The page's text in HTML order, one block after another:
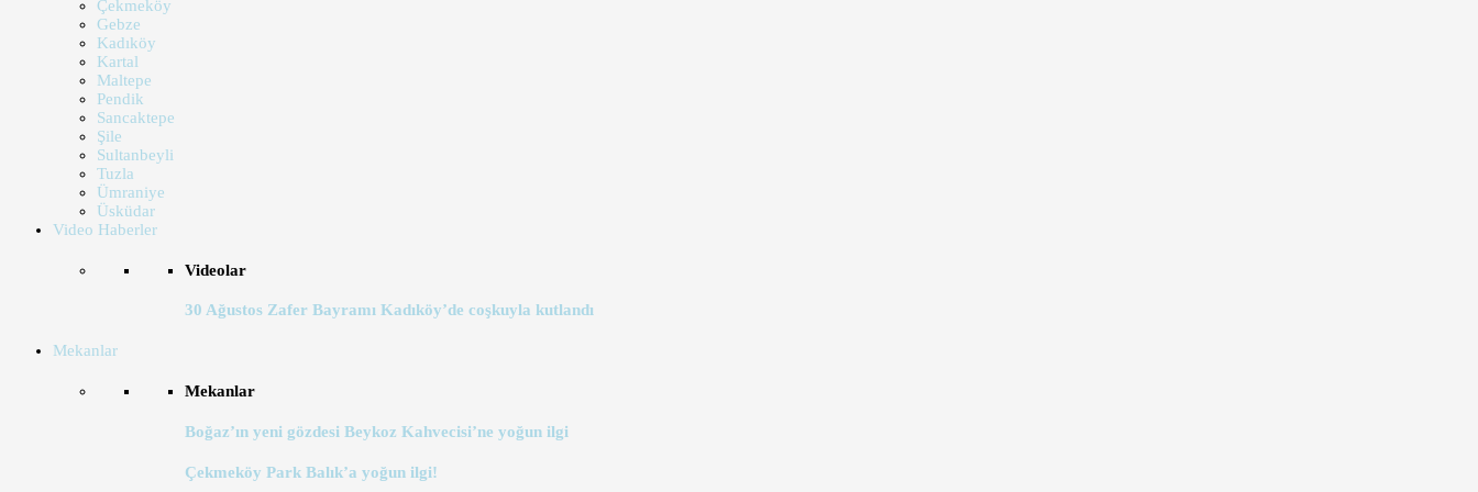
Çekmeköy
Gebze
Kadıköy
Kartal
Maltepe
Pendik
Sancaktepe
Şile
Sultanbeyli
Tuzla
Ümraniye
Üsküdar
Video Haberler
Videolar
30 Ağustos Zafer Bayramı Kadıköy’de coşkuyla kutlandı
Mekanlar
Mekanlar
Boğaz’ın yeni gözdesi Beykoz Kahvecisi’ne yoğun ilgi
Çekmeköy Park Balık’a yoğun ilgi!